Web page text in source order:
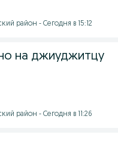
район - Сегодня в 15:12
на джиуджитцу
район - Сегодня в 11:26